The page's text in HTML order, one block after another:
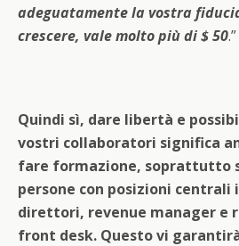
adeguatamente la vostra
crescere, vale molto più di $ 50.”
Quindi sì, dare libertà e
vostri collaboratori significa
fare formazione, soprattutto
persone con posizioni centrali
direttori, revenue manager e
front desk. Questo vi